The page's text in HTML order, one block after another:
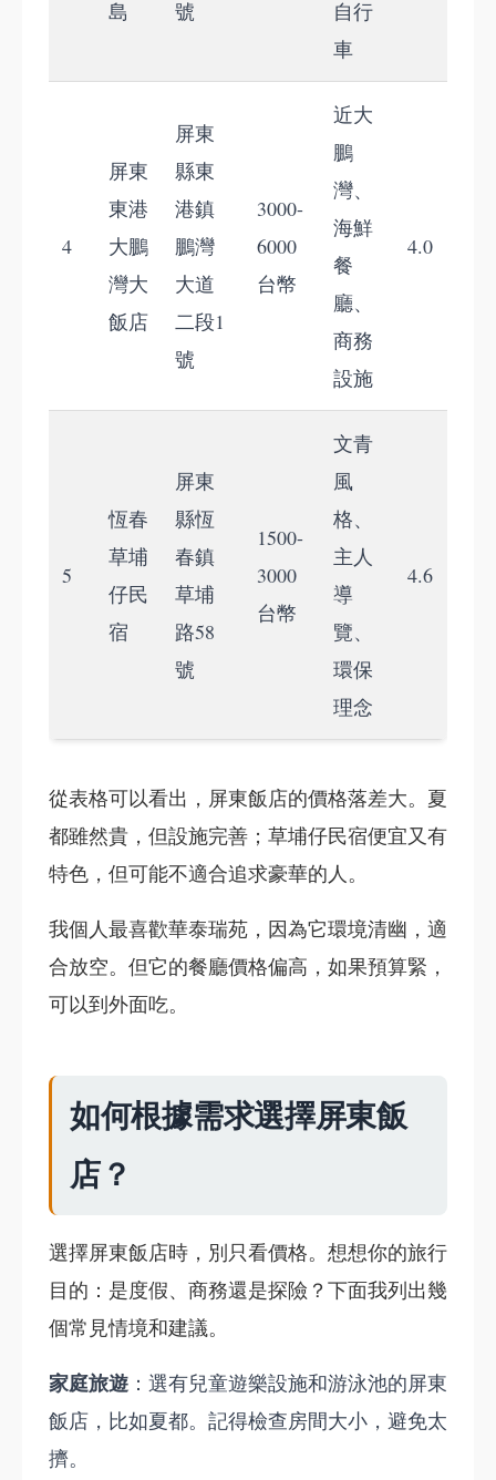
島 號
自行
車
4
屏東
東港
大鵬
灣大
飯店
屏東
縣東
港鎮
鵬灣
大道
二段1
號
3000-
6000
台幣
近大
鵬
灣、
海鮮
餐
廳、
商務
設施
4.0
5
恆春
草埔
仔民
宿
屏東
縣恆
春鎮
草埔
路58
號
1500-
3000
台幣
文青
風
格、
主人
導
覽、
環保
理念
4.6
從表格可以看出，屏東飯店的價格落差大。夏
都雖然貴，但設施完善；草埔仔民宿便宜又有
特色，但可能不適合追求豪華的人。
我個人最喜歡華泰瑞苑，因為它環境清幽，適
合放空。但它的餐廳價格偏高，如果預算緊，
可以到外面吃。
如何根據需求選擇屏東飯
店？
選擇屏東飯店時，別只看價格。想想你的旅行
目的：是度假、商務還是探險？下面我列出幾
個常見情境和建議。
家庭旅遊 ：選有兒童遊樂設施和游泳池的屏東
飯店，比如夏都。記得檢查房間大小，避免太
擠。